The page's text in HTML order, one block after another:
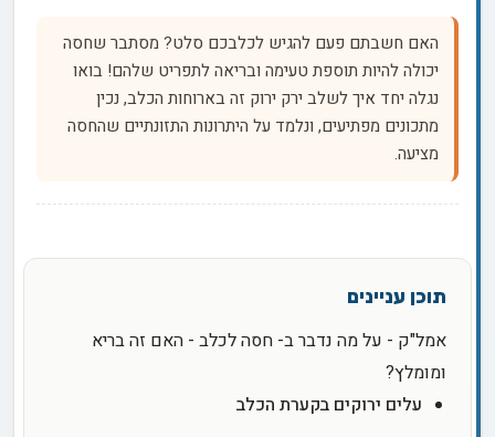
האם חשבתם פעם להגיש לכלבכם סלט? מסתבר שחסה
יכולה להיות תוספת טעימה ובריאה לתפריט שלהם! בואו
נגלה יחד איך לשלב ירק ירוק זה בארוחות הכלב, נכין
מתכונים מפתיעים, ונלמד על היתרונות התזונתיים שהחסה
מציעה.
אמל"ק - על מה נדבר ב- חסה לכלב - האם זה בריא
ומומלץ?
עלים ירוקים בקערת הכלב